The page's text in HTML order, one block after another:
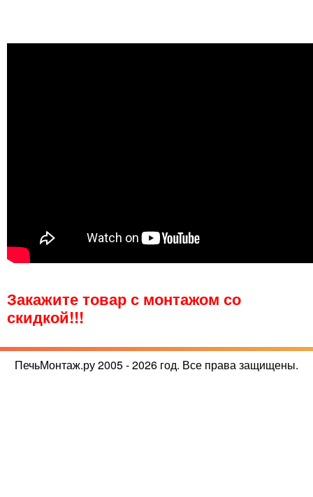
Закажите товар с монтажом со
скидкой!!!
ПечьМонтаж.ру 2005 - 2026 год. Все права защищены.